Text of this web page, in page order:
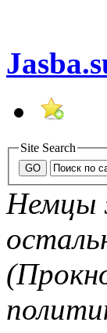
Site Search
Немцы